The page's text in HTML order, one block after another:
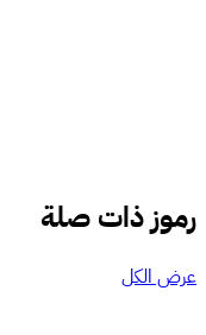
رموز ذات صلة
عرض الكل